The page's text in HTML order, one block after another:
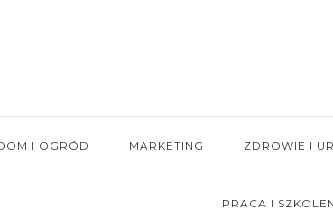
I OGRÓD MARKETING ZDROWIE I
PRACA I